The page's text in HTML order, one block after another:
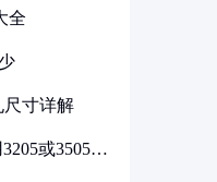
全
尺寸详解
或3505代